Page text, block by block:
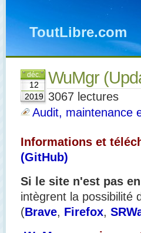
ToutLibre.com
déc.
12
2019
WuMgr
3067 lectures
Audit, maintenance
Informations et
(GitHub)
Si le site n'est pas
intègrent la possibilité
(Brave, Firefox,